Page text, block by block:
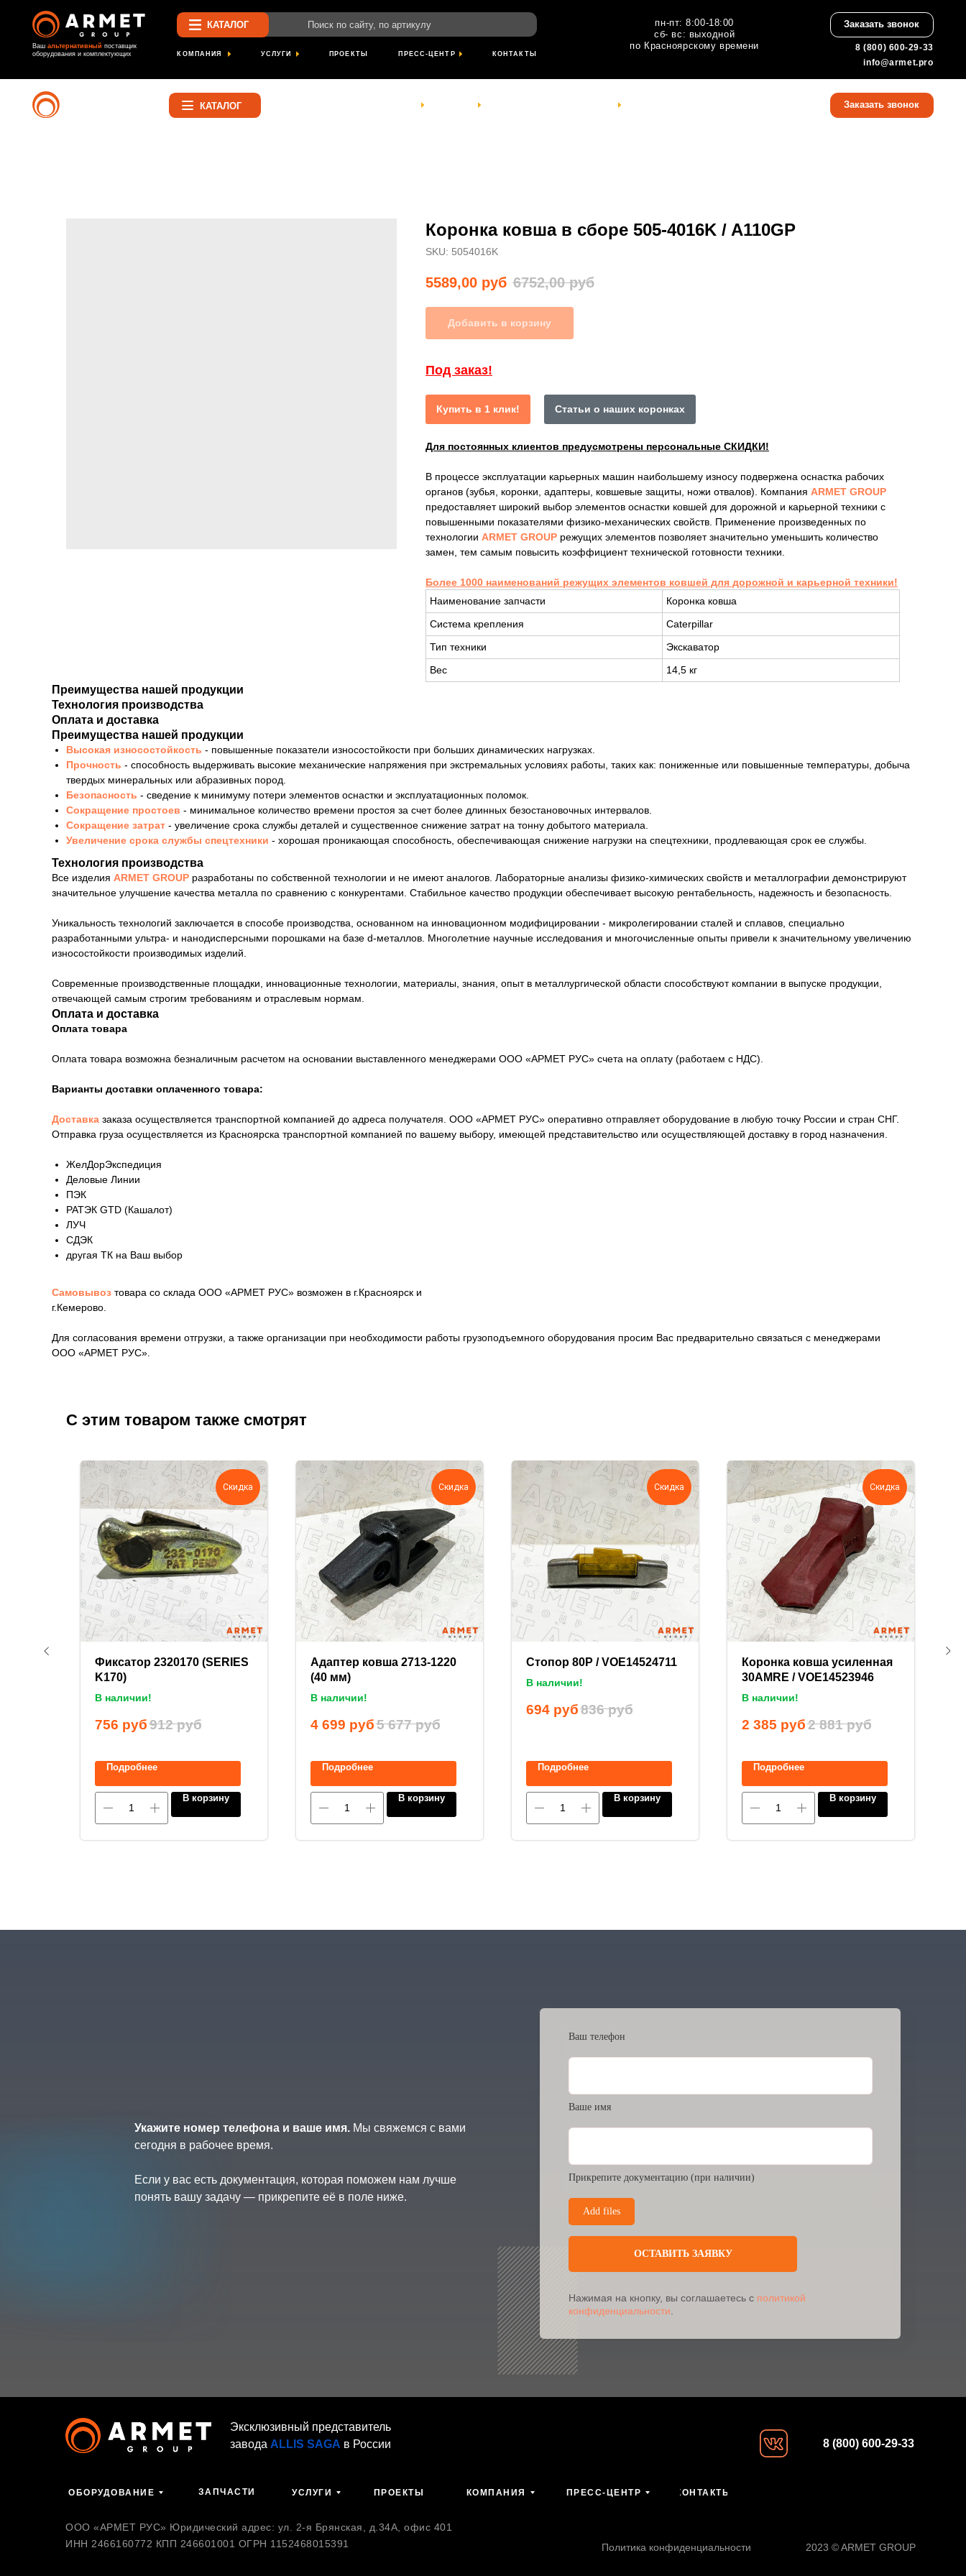
пн-пт: 8:00-18:00
сб- вс: выходной
по Красноярскому времени
поставщик
оборудования и комплектующих
Поиск по сайту, по артикулу
КАТАЛОГ
КАТАЛОГ
Коронка ковша в сборе 505-4016K / A110GP
SKU: 5054016K
5589,00 руб 6752,00 руб
Добавить в корзину
Под заказ!
Купить в 1 клик! Статьи о наших коронках
Для постоянных клиентов предусмотрены персональные СКИДКИ!
В процессе эксплуатации карьерных машин наибольшему износу подвержена оснастка рабочих
органов (зубья, коронки, адаптеры, ковшевые защиты, ножи отвалов). Компания ARMET GROUP
предоставляет широкий выбор элементов оснастки ковшей для дорожной и карьерной техники с
повышенными показателями физико-механических свойств. Применение произведенных по
технологии ARMET GROUP режущих элементов позволяет значительно уменьшить количество
замен, тем самым повысить коэффициент технической готовности техники.
Более 1000 наименований режущих элементов ковшей для дорожной и карьерной техники!
Наименование запчасти
Коронка ковша
Система крепления
Caterpillar
Тип техники
Экскаватор
Вес
14,5 кг
Преимущества нашей продукции
Технология производства
Оплата и доставка
Преимущества нашей продукции
Высокая износостойкость - повышенные показатели износостойкости при больших динамических нагрузках.
Прочность - способность выдерживать высокие механические напряжения при экстремальных условиях работы, таких как: пониженные или повышенные температуры, добыча
твердых минеральных или абразивных пород.
Безопасность - сведение к минимуму потери элементов оснастки и эксплуатационных поломок.
Сокращение простоев - минимальное количество времени простоя за счет более длинных безостановочных интервалов.
Сокращение затрат - увеличение срока службы деталей и существенное снижение затрат на тонну добытого материала.
Увеличение срока службы спецтехники - хорошая проникающая способность, обеспечивающая снижение нагрузки на спецтехники, продлевающая срок ее службы.
Технология производства
Все изделия ARMET GROUP разработаны по собственной технологии и не имеют аналогов. Лабораторные анализы физико-химических свойств и металлографии демонстрируют
значительное улучшение качества металла по сравнению с конкурентами. Стабильное качество продукции обеспечивает высокую рентабельность, надежность и безопасность.
Уникальность технологий заключается в способе производства, основанном на инновационном модифицировании - микролегировании сталей и сплавов, специально
разработанными ультра- и нанодисперсными порошками на базе d-металлов. Многолетние научные исследования и многочисленные опыты привели к значительному увеличению
износостойкости производимых изделий.
Современные производственные площадки, инновационные технологии, материалы, знания, опыт в металлургической области способствуют компании в выпуске продукции,
отвечающей самым строгим требованиям и отраслевым нормам.
Оплата и доставка
Оплата товара
Оплата товара возможна безналичным расчетом на основании выставленного менеджерами ООО «АРМЕТ РУС» счета на оплату (работаем с НДС).
Варианты доставки оплаченного товара:
Доставка заказа осуществляется транспортной компанией до адреса получателя. ООО «АРМЕТ РУС» оперативно отправляет оборудование в любую точку России и стран СНГ.
Отправка груза осуществляется из Красноярска транспортной компанией по вашему выбору, имеющей представительство или осуществляющей доставку в город назначения.
ЖелДорЭкспедиция
Деловые Линии
ПЭК
РАТЭК GTD (Кашалот)
ЛУЧ
СДЭК
другая ТК на Ваш выбор
Самовывоз товара со склада ООО «АРМЕТ РУС» возможен в г.Красноярск и
г.Кемерово.
Для согласования времени отгрузки, а также организации при необходимости работы грузоподъемного оборудования просим Вас предварительно связаться с менеджерами
ООО «АРМЕТ РУС».
С этим товаром также смотрят
Скидка
Фиксатор 2320170 (SERIES
K170)
В наличии!
756 руб912 руб
Подробнее
В корзину
Скидка
Адаптер ковша 2713-1220
(40 мм)
В наличии!
4 699 руб5 677 руб
Подробнее
В корзину
Скидка
Стопор 80P / VOE14524711
В наличии!
694 руб836 руб
Подробнее
В корзину
Скидка
Коронка ковша усиленная
30AMRE / VOE14523946
В наличии!
2 385 руб2 881 руб
Подробнее
В корзину
Укажите номер телефона и ваше имя. Мы свяжемся с вами
сегодня в рабочее время.
Если у вас есть документация, которая поможем нам лучше
понять вашу задачу — прикрепите её в поле ниже.
Нажимая на кнопку, вы соглашаетесь с политикой
конфиденциальности
Ваш телефон
Ваше имя
Прикрепите документацию (при наличии)
Add files
ОСТАВИТЬ ЗАЯВКУ
ООО «АРМЕТ РУС» Юридический адрес: ул. 2-я Брянская, д.34А, офис 401
ИНН 2466160772 КПП 246601001 ОГРН 1152468015391
2023 © ARMET GROUP
Политика конфиденциальности
8 (800) 600-29-33
ОБОРУДОВАНИЕ ПРОЕКТЫ КОМПАНИЯ ПРЕСС-ЦЕНТР КОНТАКТЫ
УСЛУГИ
ЗАПЧАСТИ
Эксклюзивный представитель
завода ALLIS SAGA в России